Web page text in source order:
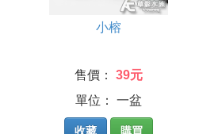
小榕
售價：
39元
單位： 一盆
收藏 購買